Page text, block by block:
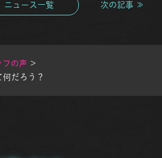
ニュース一覧 次の記事 ≫
フの声 >
だろう？